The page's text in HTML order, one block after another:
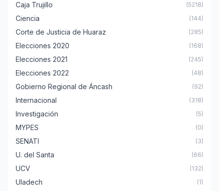
Caja Trujillo (5218)
Ciencia (144)
Corte de Justicia de Huaraz (285)
Elecciones 2020 (168)
Elecciones 2021 (245)
Elecciones 2022 (48)
Gobierno Regional de Áncash (92)
Internacional (318)
Investigación (5)
MYPES (0)
SENATI (3)
U. del Santa (66)
UCV (132)
Uladech (1)